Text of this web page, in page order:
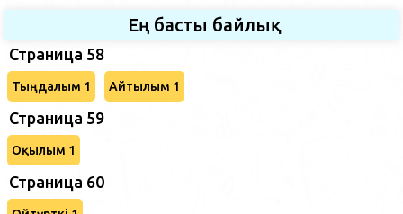
Ең басты байлық
Страница 58
Тыңдалым 1 Айтылым 1
Страница 59
Оқылым 1
Страница 60